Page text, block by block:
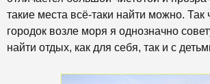
такие места всё-таки найти можно. Так
городок возле моря я однозначно
найти отдых, как для себя, так и с